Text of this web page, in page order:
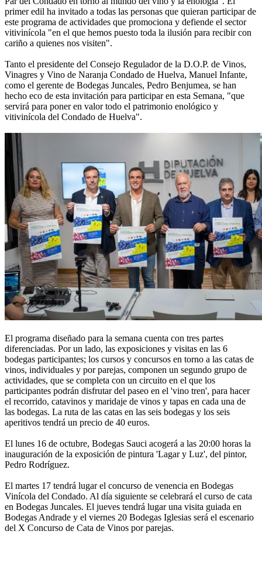
primer edil ha invitado a todas las personas que quieran participar de
este programa de actividades que promociona y defiende el sector
vitivinícola "en el que hemos puesto toda la ilusión para recibir con
cariño a quienes nos visiten".
Tanto el presidente del Consejo Regulador de la D.O.P. de Vinos,
Vinagres y Vino de Naranja Condado de Huelva, Manuel Infante,
como el gerente de Bodegas Juncales, Pedro Benjumea, se han
hecho eco de esta invitación para participar en esta Semana, "que
servirá para poner en valor todo el patrimonio enológico y
vitivinícola del Condado de Huelva".
El programa diseñado para la semana cuenta con tres partes
diferenciadas. Por un lado, las exposiciones y visitas en las 6
bodegas participantes; los cursos y concursos en torno a las catas de
vinos, individuales y por parejas, componen un segundo grupo de
actividades, que se completa con un circuito en el que los
participantes podrán disfrutar del paseo en el 'vino tren', para hacer
el recorrido, catavinos y maridaje de vinos y tapas en cada una de
las bodegas. La ruta de las catas en las seis bodegas y los seis
aperitivos tendrá un precio de 40 euros.
El lunes 16 de octubre, Bodegas Sauci acogerá a las 20:00 horas la
inauguración de la exposición de pintura 'Lagar y Luz', del pintor,
Pedro Rodríguez.
El martes 17 tendrá lugar el concurso de venencia en Bodegas
Vinícola del Condado. Al día siguiente se celebrará el curso de cata
en Bodegas Juncales. El jueves tendrá lugar una visita guiada en
Bodegas Andrade y el viernes 20 Bodegas Iglesias será el escenario
del X Concurso de Cata de Vinos por parejas.